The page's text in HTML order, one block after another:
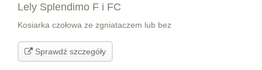
Lely Splendimo F i FC
Kosiarka czołowa ze zgniataczem lub bez
Sprawdź szczegóły